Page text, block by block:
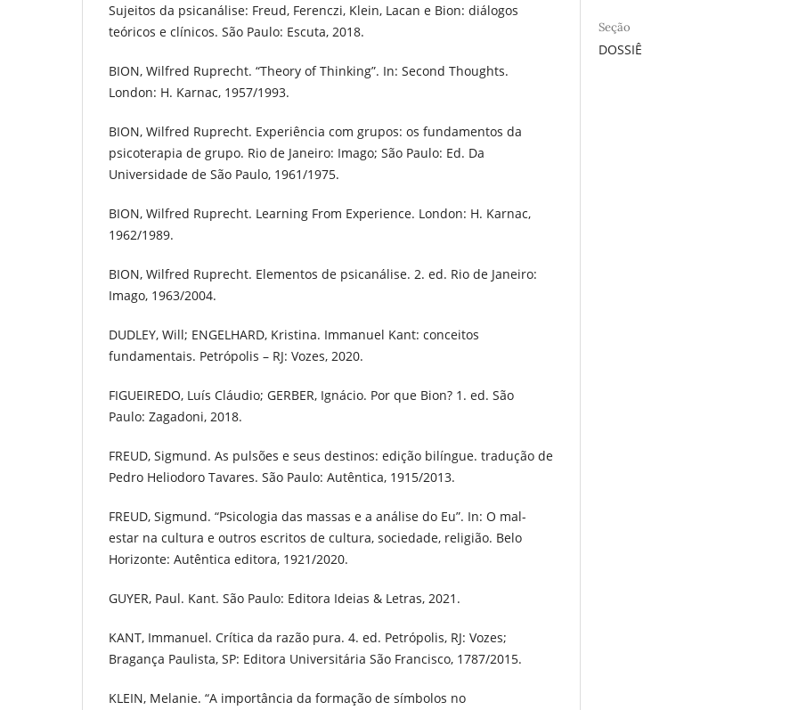
Sujeitos da psicanálise: Freud, Ferenczi, Klein, Lacan e Bion: diálogos
teóricos e clínicos. São Paulo: Escuta, 2018.
BION, Wilfred Ruprecht. “Theory of Thinking”. In: Second Thoughts.
London: H. Karnac, 1957/1993.
BION, Wilfred Ruprecht. Experiência com grupos: os fundamentos da
psicoterapia de grupo. Rio de Janeiro: Imago; São Paulo: Ed. Da
Universidade de São Paulo, 1961/1975.
BION, Wilfred Ruprecht. Learning From Experience. London: H. Karnac,
1962/1989.
BION, Wilfred Ruprecht. Elementos de psicanálise. 2. ed. Rio de Janeiro:
Imago, 1963/2004.
DUDLEY, Will; ENGELHARD, Kristina. Immanuel Kant: conceitos
fundamentais. Petrópolis – RJ: Vozes, 2020.
FIGUEIREDO, Luís Cláudio; GERBER, Ignácio. Por que Bion? 1. ed. São
Paulo: Zagadoni, 2018.
FREUD, Sigmund. As pulsões e seus destinos: edição bilíngue. tradução de
Pedro Heliodoro Tavares. São Paulo: Autêntica, 1915/2013.
FREUD, Sigmund. “Psicologia das massas e a análise do Eu”. In: O mal-
estar na cultura e outros escritos de cultura, sociedade, religião. Belo
Horizonte: Autêntica editora, 1921/2020.
GUYER, Paul. Kant. São Paulo: Editora Ideias & Letras, 2021.
KANT, Immanuel. Crítica da razão pura. 4. ed. Petrópolis, RJ: Vozes;
Bragança Paulista, SP: Editora Universitária São Francisco, 1787/2015.
KLEIN, Melanie. “A importância da formação de símbolos no
Seção
DOSSIÊ